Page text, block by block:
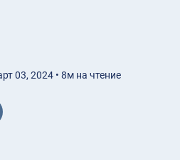
03, 2024 • 8м на чтение